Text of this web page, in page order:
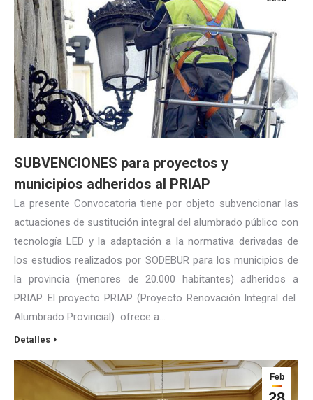
SUBVENCIONES para proyectos y
municipios adheridos al PRIAP
La presente Convocatoria tiene por objeto subvencionar las
actuaciones de sustitución integral del alumbrado público con
tecnología LED y la adaptación a la normativa derivadas de
los estudios realizados por SODEBUR para los municipios de
la provincia (menores de 20.000 habitantes) adheridos a
PRIAP. El proyecto PRIAP (Proyecto Renovación Integral del
Alumbrado Provincial) ofrece a…
Detalles
Feb